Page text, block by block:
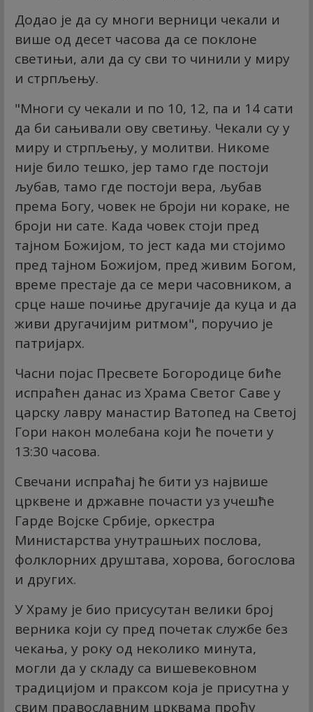
Додао је да су многи верници чекали и
више од десет часова да се поклоне
светињи, али да су сви то чинили у миру
и стрпљењу.
"Многи су чекали и по 10, 12, па и 14 сати
да би сањивали ову светињу. Чекали су у
миру и стрпљењу, у молитви. Никоме
није било тешко, јер тамо где постоји
љубав, тамо где постоји вера, љубав
према Богу, човек не броји ни кораке, не
броји ни сате. Када човек стоји пред
тајном Божијом, то јест када ми стојимо
пред тајном Божијом, пред живим Богом,
време престаје да се мери часовником, а
срце наше почиње другачије да куца и да
живи другачијим ритмом", поручио је
патријарх.
Часни појас Пресвете Богородице биће
испраћен данас из Храма Светог Саве у
царску лавру манастир Ватопед на Светој
Гори након молебана који ће почети у
13:30 часова.
Свечани испраћај ће бити уз највише
црквене и државне почасти уз учешће
Гарде Војске Србије, оркестра
Министарства унутрашњих послова,
фолклорних друштава, хорова, богослова
и других.
У Храму је био присусутан велики број
верника који су пред почетак службе без
чекања, у року од неколико минута,
могли да у складу са вишевековном
традицијом и праксом која је присутна у
свим православним црквама прођу